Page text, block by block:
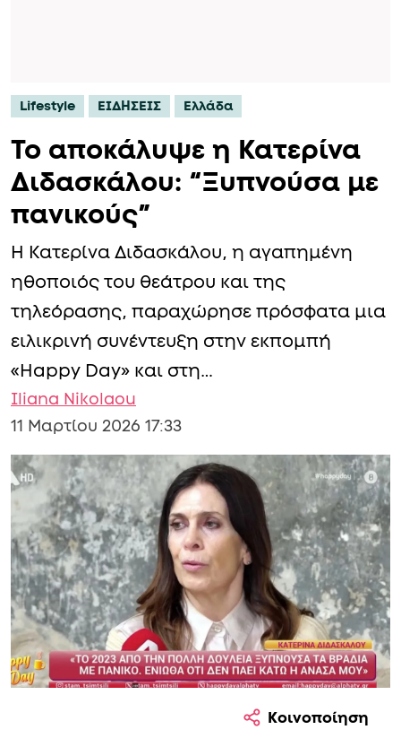
Lifestyle ΕΙΔΗΣΕΙΣ Ελλάδα
Το αποκάλυψε η Κατερίνα
Διδασκάλου: “Ξυπνούσα με
πανικούς”
Η Κατερίνα Διδασκάλου, η αγαπημένη
ηθοποιός του θεάτρου και της
τηλεόρασης, παραχώρησε πρόσφατα μια
ειλικρινή συνέντευξη στην εκπομπή
«Happy Day» και στη…
Iliana Nikolaou
11 Μαρτίου 2026 17:33
Κοινοποίηση